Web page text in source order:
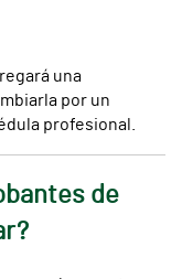
una
por un
profesional.
de